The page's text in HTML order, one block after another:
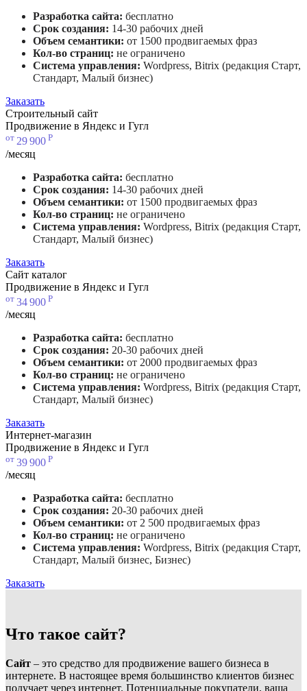
Разработка сайта: бесплатно
Срок создания: 14-30 рабочих дней
Объем семантики: от 1500 продвигаемых фраз
Кол-во страниц: не ограничено
Система управления: Wordpress, Bitrix (редакция Старт,
Стандарт, Малый бизнес)
Заказать
Строительный сайт
Продвижение в Яндекс и Гугл
от 29900 Р
/месяц
Разработка сайта: бесплатно
Срок создания: 14-30 рабочих дней
Объем семантики: от 1500 продвигаемых фраз
Кол-во страниц: не ограничено
Система управления: Wordpress, Bitrix (редакция Старт,
Стандарт, Малый бизнес)
Заказать
Сайт каталог
Продвижение в Яндекс и Гугл
от 34900 Р
/месяц
Разработка сайта: бесплатно
Срок создания: 20-30 рабочих дней
Объем семантики: от 2000 продвигаемых фраз
Кол-во страниц: не ограничено
Система управления: Wordpress, Bitrix (редакция Старт,
Стандарт, Малый бизнес)
Заказать
Интернет-магазин
Продвижение в Яндекс и Гугл
от 39900 Р
/месяц
Разработка сайта: бесплатно
Срок создания: 20-30 рабочих дней
Объем семантики: от 2 500 продвигаемых фраз
Кол-во страниц: не ограничено
Система управления: Wordpress, Bitrix (редакция Старт,
Стандарт, Малый бизнес, Бизнес)
Заказать
Что такое сайт?
Сайт – это средство для продвижение вашего бизнеса в
интернете. В настоящее время большинство клиентов бизнес
получает через интернет. Потенциальные покупатели, ваша